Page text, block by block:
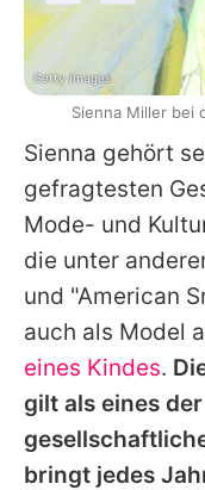
Sienna gehört
gefragtesten
Mode- und
die unter
und "American
auch als Model
eines Kindes.
gilt als eines
bringt jedes
Getty Images
Sienna Miller bei